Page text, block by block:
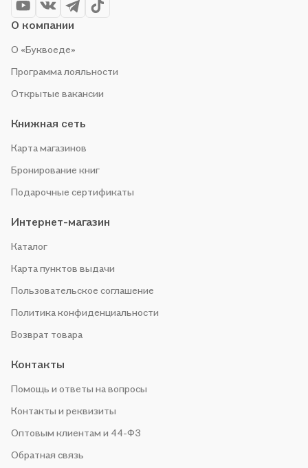
Оставайтесь с нами, чтобы не упустить выгоду!
О компании
О «Буквоеде»
Программа лояльности
Открытые вакансии
Книжная сеть
Карта магазинов
Бронирование книг
Подарочные сертификаты
Интернет-магазин
Каталог
Карта пунктов выдачи
Пользовательское соглашение
Политика конфиденциальности
Возврат товара
Контакты
Помощь и ответы на вопросы
Контакты и реквизиты
Оптовым клиентам и 44-ФЗ
Обратная связь